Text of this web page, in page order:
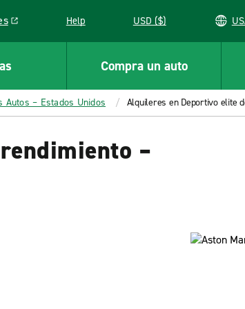
Help USD ($)
Compra un auto
Autos – Estados Unidos Alquileres en Deportivo elite
–